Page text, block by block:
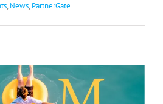
,News,PartnerGate
.COM Sommer